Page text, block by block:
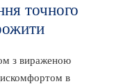
точного
з вираженою
в